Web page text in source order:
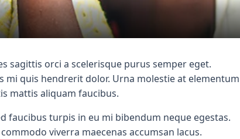
sagittis orci a scelerisque purus semper eget.
mi quis hendrerit dolor. Urna molestie at elementum
mattis aliquam faucibus.
faucibus turpis in eu mi bibendum neque egestas.
viverra maecenas accumsan lacus.